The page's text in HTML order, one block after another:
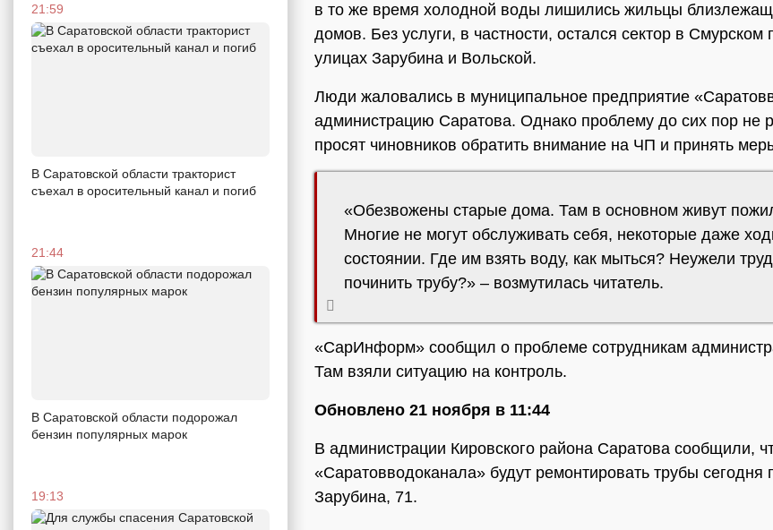
21:59
В Саратовской области тракторист
съехал в оросительный канал и погиб
21:44
В Саратовской области подорожал
бензин популярных марок
19:13
в то же время холодной воды лишились жильцы
домов. Без услуги, в частности, остался сектор в Смурском
улицах Зарубина и Вольской.
Люди жаловались в муниципальное предприятие
администрацию Саратова. Однако проблему до сих пор не
просят чиновников обратить внимание на ЧП и принять
«Обезвожены старые дома. Там в основном живут
Многие не могут обслуживать себя, некоторые даже
состоянии. Где им взять воду, как мыться? Неужели
починить трубу?» – возмутилась читатель.
«СарИнформ» сообщил о проблеме сотрудникам
Там взяли ситуацию на контроль.
Обновлено 21 ноября в 11:44
В администрации Кировского района Саратова сообщили,
«Саратовводоканала» будут ремонтировать трубы сегодня
Зарубина, 71.